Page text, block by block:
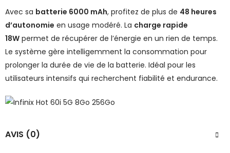
Avec sa batterie 6000 mAh, profitez de plus de 48 heures
d’autonomie en usage modéré. La charge rapide
18W permet de récupérer de l’énergie en un rien de temps.
Le système gère intelligemment la consommation pour
prolonger la durée de vie de la batterie. Idéal pour les
utilisateurs intensifs qui recherchent fiabilité et endurance.
AVIS (0)